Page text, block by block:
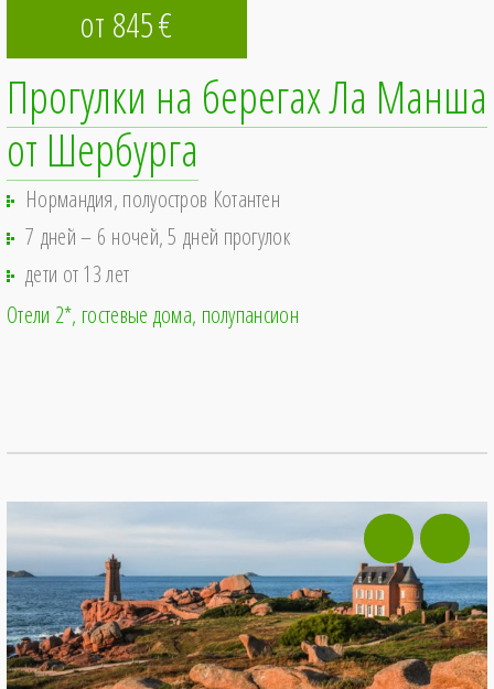
от 845€
Прогулки на берегах Ла Манша
от Шербурга
Нормандия, полуостров Котантен
7 дней – 6 ночей, 5 дней прогулок
дети от 13 лет
Отели 2*, гостевые дома полупансион